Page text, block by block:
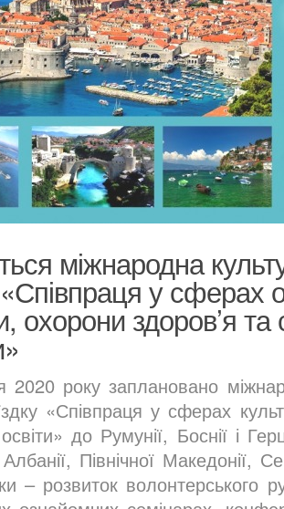
міжнародна
у сферах
охорони здоров’я та
2020 року заплановано
«Співпраця у сферах
до Румунії, Боснії і
Албанії, Північної Македонії,
– розвиток волонтерського